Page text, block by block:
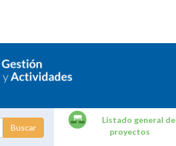
Listado general de
proyectos